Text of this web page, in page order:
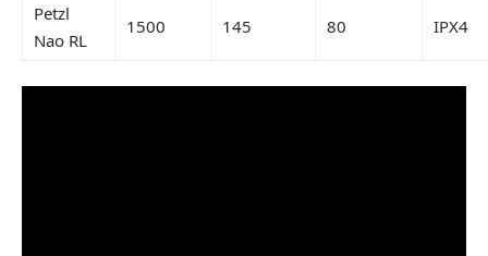
Petzl
Nao RL
1500 145 80 IPX4